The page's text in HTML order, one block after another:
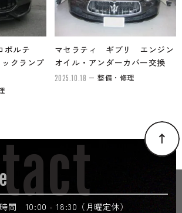
ポルテ
クランプ
マセラティ ギブリ エンジン
オイル・アンダーカバー交換
2025.10.18 整備・修理
間 10:00 - 18:30（月曜定休）